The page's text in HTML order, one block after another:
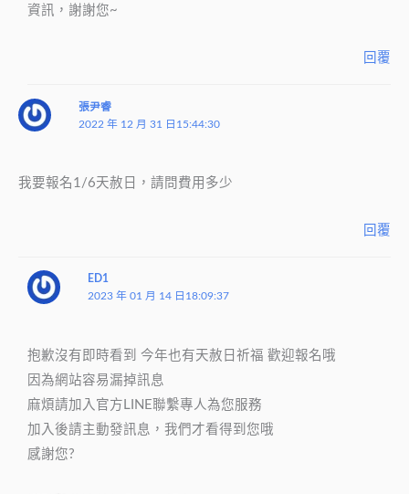
資訊，謝謝您~
回覆
張尹睿
2022 年 12 月 31 日15:44:30
我要報名1/6天赦日，請問費用多少
回覆
ED1
2023 年 01 月 14 日18:09:37
抱歉沒有即時看到 今年也有天赦日祈福 歡迎報名哦
因為網站容易漏掉訊息
麻煩請加入官方LINE聯繫專人為您服務
加入後請主動發訊息，我們才看得到您哦
感謝您?